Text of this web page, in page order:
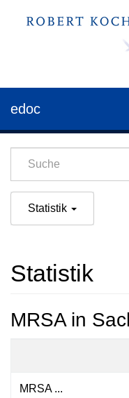
edoc
Statistik
Statistik
MRSA in
MRSA ...